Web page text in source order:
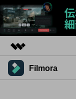
製品 Filmora